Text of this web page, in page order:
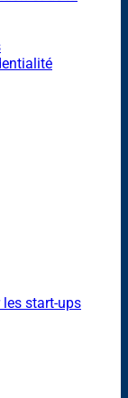
les start-ups